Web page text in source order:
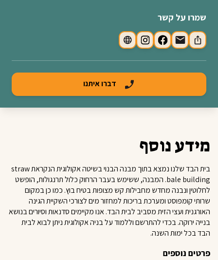
שמרו על קשר
דברו איתנו
מידע נוסף
בית הבד שלנו נמצא בתוך מבנה הבנוי בשיטה אקולוגית הנקראת straw
bale building. המבנה, ששימש בעבר הרחוק כלול תרנגולות, הופשט
לחלוטין ונבנה מחדש מחבילות קש מצופות בטיח בוץ. כמו כן במקום
שרותי קומפוסט ומערכת בריכות למחזור מים לצורכי השקיית הגינה
האורגנית ועצי הזית מסביב לבית הבד. אנו מקיימים סדנאות וסיורים בנושא
בנייה ירוקה. בכדי להתרשם וללמוד על בניה אקולוגית ניתן לבוא לבית
הבד בכל ימות השנה.
פרטים נוספים